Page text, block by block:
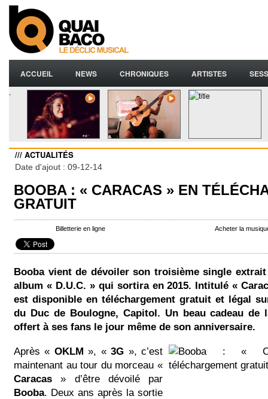
ACCUEIL NEWS CHRONIQUES ARTISTES
.
/// ACTUALITÉS
Date d'ajout : 09-12-14
BOOBA : « CARACAS » EN
GRATUIT
Billetterie en ligne Acheter la
Booba vient de dévoiler son troisième single
album « D.U.C. » qui sortira en 2015. Intitulé «
est disponible en téléchargement gratuit et légal
du Duc de Boulogne, Capitol. Un beau cadeau de
offert à ses fans le jour même de son anniversaire.
Après « OKLM », «3G », c’est
maintenant au tour du morceau «
Caracas » d’être dévoilé par
Booba. Deux ans après la sortie